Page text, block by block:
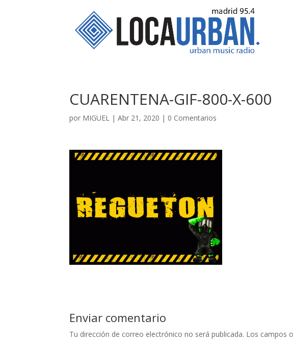
CUARENTENA-GIF-800-X-600
por MIGUEL | Abr 21, 2020 | 0 Comentarios
Enviar comentario
Tu dirección de correo electrónico no será publicada. Los campos